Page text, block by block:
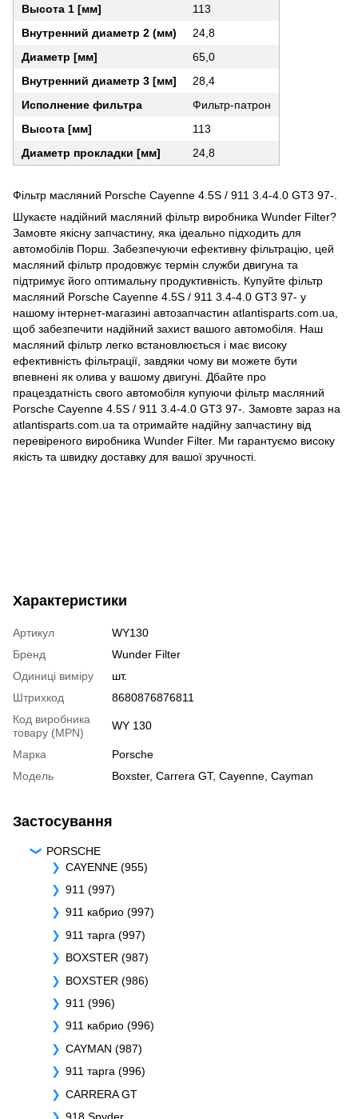
Высота 1 [мм]
113
Внутренний диаметр 2 (мм)
24,8
Диаметр [мм]
65,0
Внутренний диаметр 3 [мм]
28,4
Исполнение фильтра
Фильтр-патрон
Высота [мм]
113
Диаметр прокладки [мм]
24,8
Фільтр масляний Porsche Cayenne 4.5S / 911 3.4-4.0 GT3 97-.
Шукаєте надійний масляний фільтр виробника Wunder Filter?
Замовте якісну запчастину, яка ідеально підходить для
автомобілів Порш. Забезпечуючи ефективну фільтрацію, цей
масляний фільтр продовжує термін служби двигуна та
підтримує його оптимальну продуктивність. Купуйте фільтр
масляний Porsche Cayenne 4.5S / 911 3.4-4.0 GT3 97- у
нашому інтернет-магазині автозапчастин atlantisparts.com.ua,
щоб забезпечити надійний захист вашого автомобіля. Наш
масляний фільтр легко встановлюється і має високу
ефективність фільтрації, завдяки чому ви можете бути
впевнені як олива у вашому двигуні. Дбайте про
працездатність свого автомобіля купуючи фільтр масляний
Porsche Cayenne 4.5S / 911 3.4-4.0 GT3 97-. Замовте зараз на
atlantisparts.com.ua та отримайте надійну запчастину від
перевіреного виробника Wunder Filter. Ми гарантуємо високу
якість та швидку доставку для вашої зручності.
Характеристики
Артикул
WY130
Бренд
Wunder Filter
Одиниці виміру
шт.
Штрихкод
8680876876811
Код виробника
товару (MPN)
WY 130
Марка
Porsche
Модель
Boxster, Carrera GT, Cayenne Cayman
Застосування
PORSCHE
CAYENNE (955)
911 (997)
911 кабрио (997)
911 тарга (997)
BOXSTER (987)
BOXSTER (986)
911 (996)
911 кабрио (996)
CAYMAN (987)
911 тарга (996)
CARRERA GT